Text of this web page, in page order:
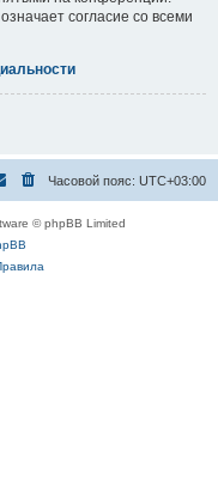
согласие со всеми
Часовой пояс: UTC+03:00
© phpBB Limited